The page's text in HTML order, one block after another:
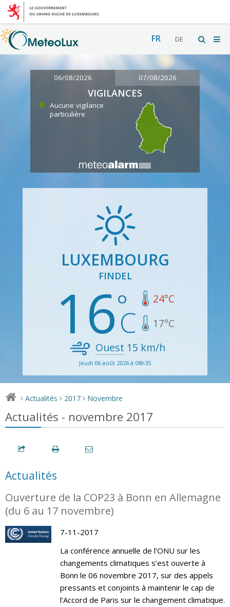
FR DE
06/08/2026 07/08/2026
VIGILANCES
Aucune vigilance
particulière
LUXEMBOURG
FINDEL
16 24°C
17°C
Ouest 15 km/h
Jeudi 06 août 2026 à 08h35
> Actualités > 2017 > Novembre
Actualités - novembre 2017
Actualités
Ouverture de la COP23 à Bonn en Allemagne
(du 6 au 17 novembre)
7-11-2017
La conférence annuelle de l’ONU sur les
changements climatiques s’est ouverte à
Bonn le 06 novembre 2017, sur des appels
pressants et conjoints à maintenir le cap de
l’Accord de Paris sur le changement climatique.